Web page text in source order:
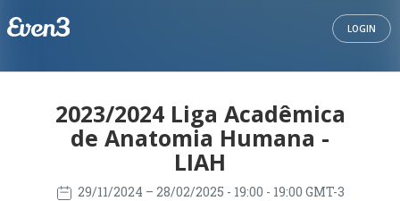
LOGIN
2023/2024 Liga Acadêmica
de Anatomia Humana -
LIAH
29/11/2024 – 28/02/2025 - 19:00 - 19:00 GMT-3